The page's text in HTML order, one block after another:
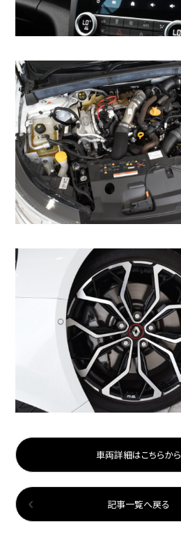
車両詳細はこちらから
記事一覧へ戻る